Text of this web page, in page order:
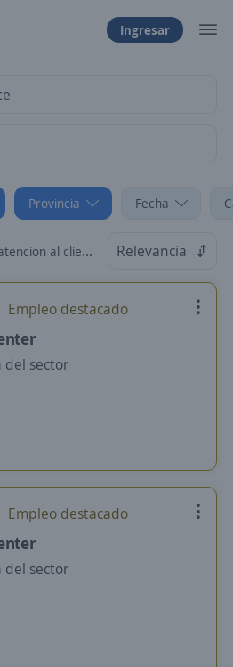
Ingresar
Provincia Fecha
en Mendoza, Mendoza Relevancia
Empleo destacado
sector
Empleo destacado
sector